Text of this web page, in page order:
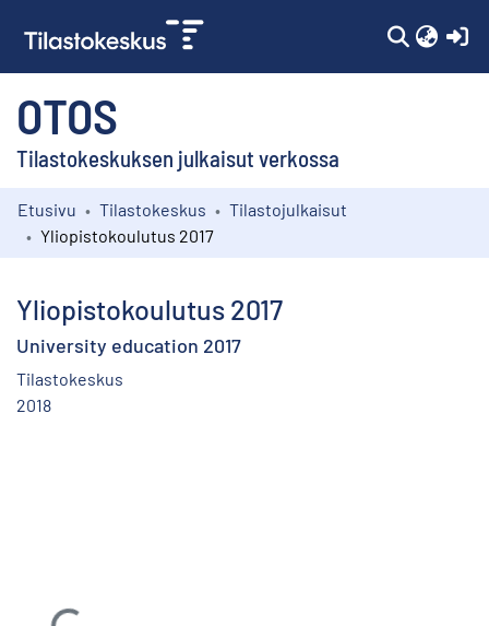
OTOS
Tilastokeskuksen julkaisut verkossa
Kokoelmat
Etusivu Tilastokeskus
Tilastojulkaisut
Yliopistokoulutus 2017
Yliopistokoulutus 2017
University education 2017
Tilastokeskus
2018